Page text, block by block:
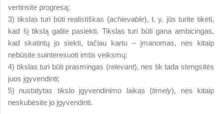
vertinsite progresą;
3) tikslas turi būti realistiškas (achievable), t. y. jūs turite tikėti,
kad šį tikslą galite pasiekti. Tikslas turi būti gana ambicingas,
kad skatintų jo siekti, tačiau kartu – įmanomas, nes kitaip
nebūsite suinteresuoti imtis veiksmų;
4) tikslas turi būti prasmingas (relevant), nes tik tada stengsitės
juos įgyvendinti;
5) nustatytas tikslo įgyvendinimo laikas (timely), nes kitaip
neskubėsite jo įgyvendinti.